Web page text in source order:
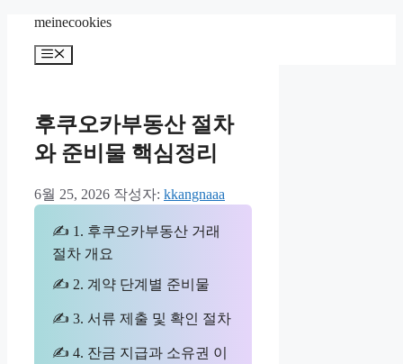
meinecookies
메
후쿠오카부동산 절차
와 준비물 핵심정리
6월 25, 2026 작성자: kkangnaaa
✍ 1. 후쿠오카부동산 거래
절차 개요
✍ 2. 계약 단계별 준비물
✍ 3. 서류 제출 및 확인 절차
✍ 4. 잔금 지급과 소유권 이